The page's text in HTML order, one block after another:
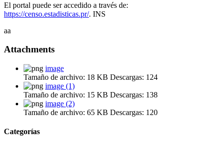
El portal puede ser accedido a través de:
https://censo.estadisticas.pr/. INS
aa
Attachments
image
Tamaño de archivo: 18 KB Descargas: 124
image (1)
Tamaño de archivo: 15 KB Descargas: 138
image (2)
Tamaño de archivo: 65 KB Descargas: 120
Categorías